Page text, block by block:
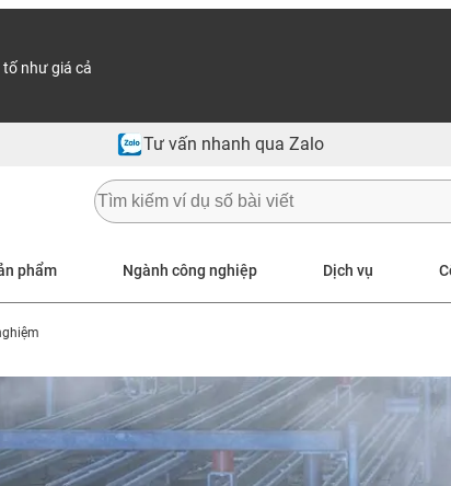
như giá cả
Tư vấn nhanh qua Zalo
phẩm Ngành công nghiệp Dịch vụ